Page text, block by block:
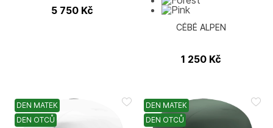
5 750 Kč
CÉBÉ ALPEN
1 250 Kč
DEN MATEK
DEN OTCŮ
DEN MATEK
DEN OTCŮ